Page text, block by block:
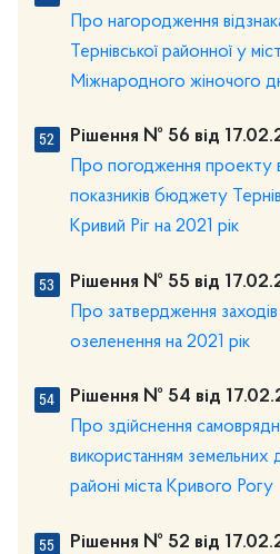
Про нагородження
Тернівської районної у
Міжнародного жіночого
Рішення № 56 від
Про погодження проекту
показників бюджету
Кривий Ріг на 2021 рік
Рішення № 55 від
Про затвердження
озеленення на 2021 рік
Рішення № 54 від
Про здійснення
використанням земельних
районі міста Кривого Рогу
Рішення № 52 від